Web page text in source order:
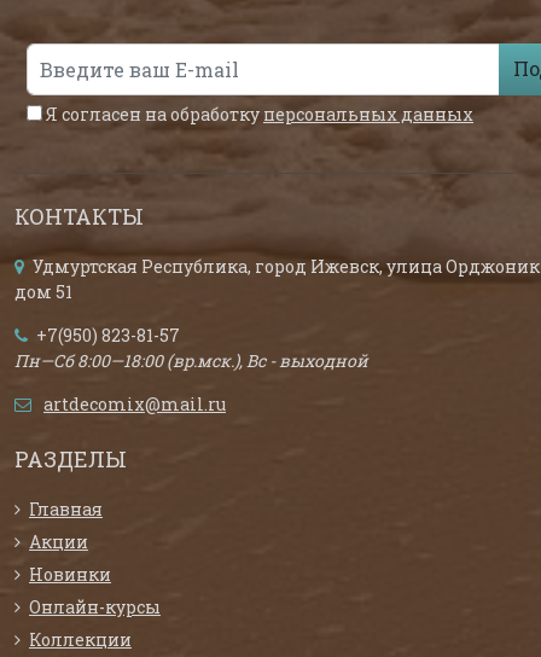
Я согласен на обработку персональных данных
КОНТАКТЫ
Удмуртская Республика, город Ижевск, улица
дом 51
+7(950) 823-81-57
Пн—Сб 8:00—18:00 (вр.мск.), Вс - выходной
artdecomix@mail.ru
РАЗДЕЛЫ
Главная
Акции
Новинки
Онлайн-курсы
Коллекции